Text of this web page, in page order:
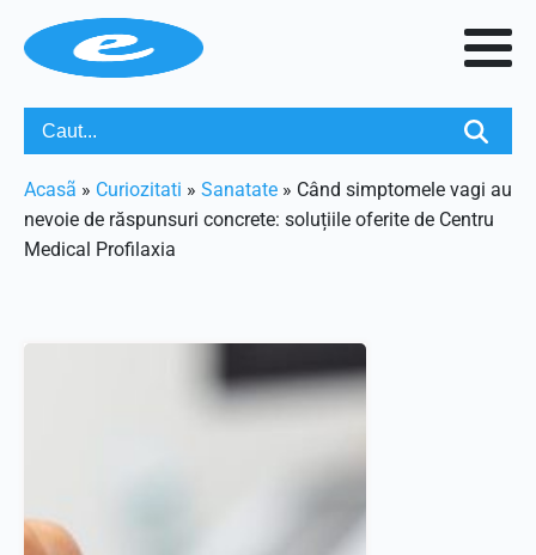
Acasã » Curiozitati » Sanatate » Când simptomele vagi au
nevoie de răspunsuri concrete: soluțiile oferite de Centru
Medical Profilaxia